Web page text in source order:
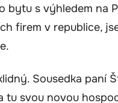
bytu s výhledem na
firem v republice,
Sousedka paní
tu svou novou